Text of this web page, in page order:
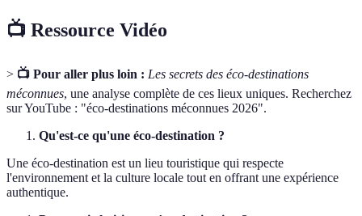
📺 Ressource Vidéo
> 📺 Pour aller plus loin : Les secrets des éco-destinations
méconnues, une analyse complète de ces lieux uniques. Recherchez
sur YouTube : "éco-destinations méconnues 2026".
Qu'est-ce qu'une éco-destination ?
Une éco-destination est un lieu touristique qui respecte
l'environnement et la culture locale tout en offrant une expérience
authentique.